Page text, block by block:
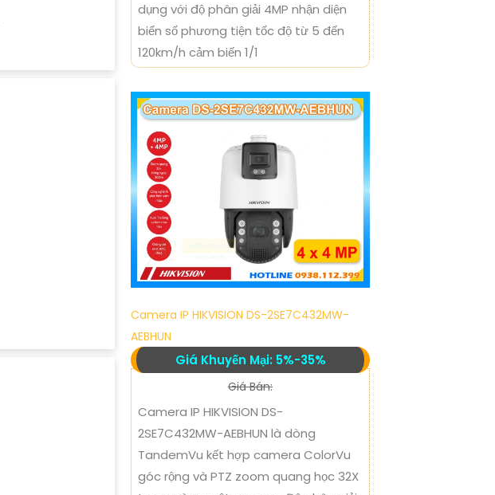
dụng với độ phân giải 4MP nhận diện
biển số phương tiện tốc độ từ 5 đến
120km/h cảm biến 1/1
Camera IP HIKVISION DS-2SE7C432MW-
AEBHUN
Giá Khuyến Mại: 5%-35%
Giá Bán:
Camera IP HIKVISION DS-
2SE7C432MW-AEBHUN là dòng
TandemVu kết hợp camera ColorVu
góc rộng và PTZ zoom quang học 32X